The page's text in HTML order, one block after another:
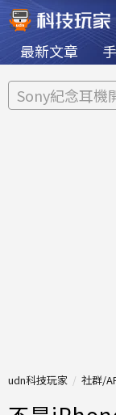
最新文章
Sony紀念耳機
udn科技玩家 社群/